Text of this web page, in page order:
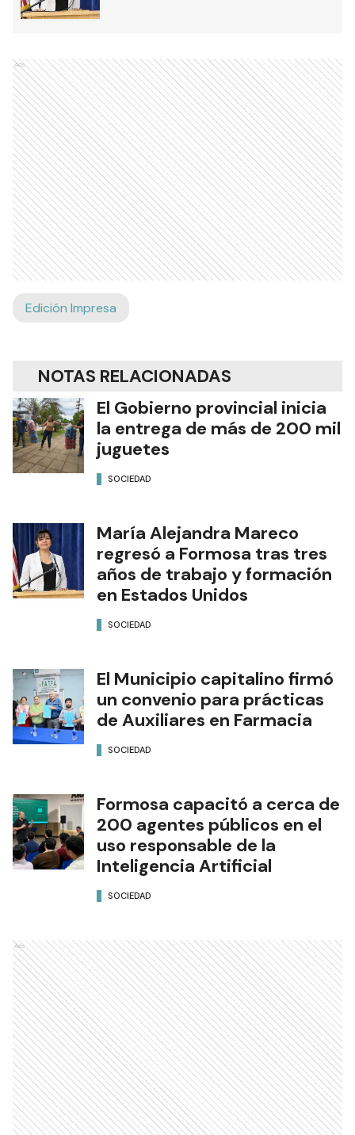
Ads
Edición Impresa
NOTAS RELACIONADAS
El Gobierno provincial inicia
la entrega de más de 200 mil
juguetes
SOCIEDAD
María Alejandra Mareco
regresó a Formosa tras tres
años de trabajo y formación
en Estados Unidos
SOCIEDAD
El Municipio capitalino firmó
un convenio para prácticas
de Auxiliares en Farmacia
SOCIEDAD
Formosa capacitó a cerca de
200 agentes públicos en el
uso responsable de la
Inteligencia Artificial
SOCIEDAD
Ads